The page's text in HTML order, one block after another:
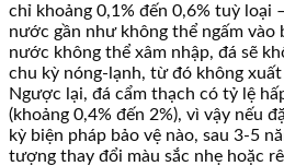
chỉ khoảng 0,1% đến 0,6% tuỳ loại
nước gần như không thể ngấm vào
nước không thể xâm nhập, đá sẽ
chu kỳ nóng-lạnh, từ đó không
Ngược lại, đá cẩm thạch có tỷ lệ
(khoảng 0,4% đến 2%), vì vậy nếu
kỳ biện pháp bảo vệ nào, sau 3-5
tượng thay đổi màu sắc nhẹ hoặc